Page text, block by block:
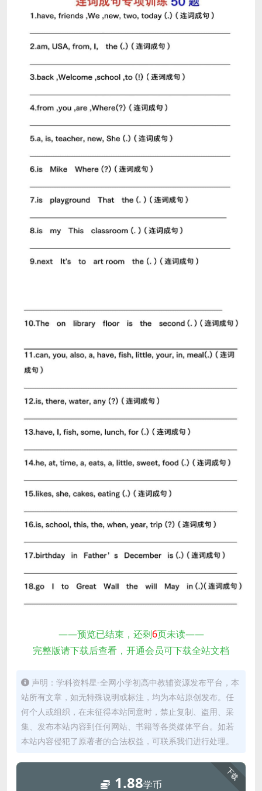
——预览已结束，还剩6页未读——
完整版请下载后查看，开通会员可下载全站文档
声明：学科资料星-全网小学初高中教辅资源发布平台，本
站所有文章，如无特殊说明或标注，均为本站原创发布。任
何个人或组织，在未征得本站同意时，禁止复制、盗用、采
集、发布本站内容到任何网站、书籍等各类媒体平台。如若
本站内容侵犯了原著者的合法权益，可联系我们进行处理。
下载
1.88学币